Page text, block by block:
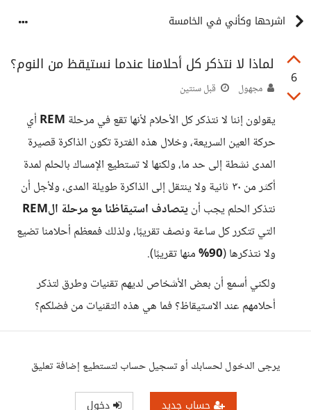
اشرحها وكأني في الخامسة
6
لماذا لا نتذكر كل أحلامنا عندما نستيقظ من النوم؟
مجهول قبل سنتين
يقولون إننا لا نتذكر كل الأحلام لأنها تقع في مرحلة REM أي
حركة العين السريعة، وخلال هذه الفترة تكون الذاكرة قصيرة
المدى نشطة إلى حد ما، ولكنها لا تستطيع الإمساك بالحلم لمدة
أكثر من ٣٠ ثانية ولا ينتقل إلى الذاكرة طويلة المدى، ولأجل أن
نتذكر الحلم يجب أن يتصادف استيقاظنا مع مرحلة الREM
التي تتكرر كل ساعة ونصف تقريبًا، ولذلك فمعظم أحلامنا تضيع
ولا نتذكرها (90%
منها تقريبًا).
ولكني أسمع أن بعض الأشخاص لديهم تقنيات وطرق لتذكر
أحلامهم عند الاستيقاظ؟ فما هي هذه التقنيات من فضلكم؟
يرجى الدخول لحسابك أو تسجيل حساب لتستطيع إضافة تعليق
حساب جديد دخول